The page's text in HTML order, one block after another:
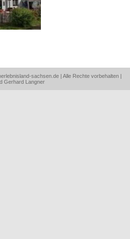
sachsen.de | Alle Rechte vorbehalten |
Gerhard Langner